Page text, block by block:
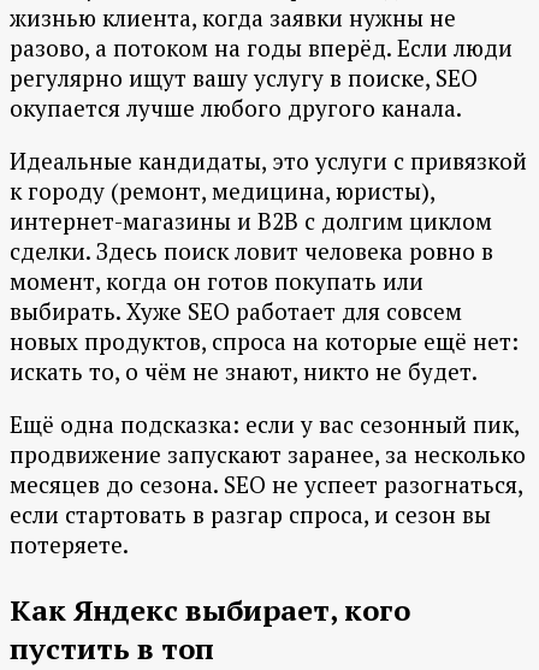
жизнью клиента, когда заявки нужны не
разово, а потоком на годы вперёд. Если люди
регулярно ищут вашу услугу в поиске, SEO
окупается лучше любого другого канала.
Идеальные кандидаты, это услуги с привязкой
к городу (ремонт, медицина, юристы),
интернет-магазины и B2B с долгим циклом
сделки. Здесь поиск ловит человека ровно в
момент, когда он готов покупать или
выбирать. Хуже SEO работает для совсем
новых продуктов, спроса на которые ещё нет:
искать то, о чём не знают, никто не будет.
Ещё одна подсказка: если у вас сезонный пик,
продвижение запускают заранее, за несколько
месяцев до сезона. SEO не успеет разогнаться,
если стартовать в разгар спроса, и сезон вы
потеряете.
Как Яндекс выбирает, кого
пустить в топ